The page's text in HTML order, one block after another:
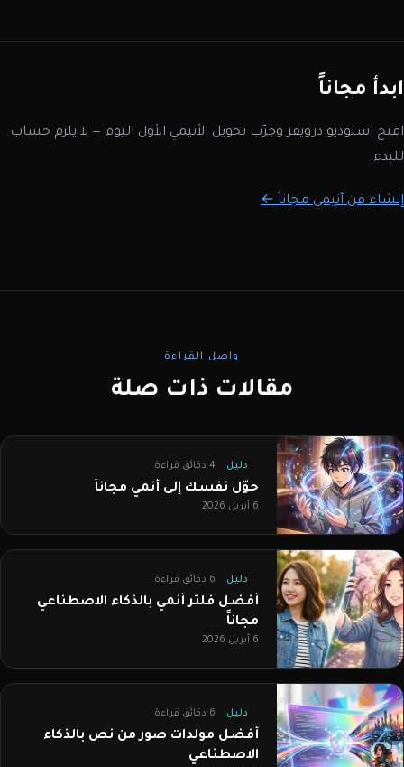
ابدأ مجاناً
افتح استوديو درويفر وجرّب تحويل الأنيمي الأول اليوم — لا يلزم حساب
للبدء.
إنشاء فن أنيمي مجاناً ←
واصل القراءة
مقالات ذات صلة
دليل 4 دقائق قراءة
حوّل نفسك إلى أنمي مجاناً
6 أبريل 2026
دليل 6 دقائق قراءة
أفضل فلتر أنمي بالذكاء الاصطناعي
مجاناً
6 أبريل 2026
دليل 6 دقائق قراءة
أفضل مولدات صور من نص بالذكاء
الاصطناعي